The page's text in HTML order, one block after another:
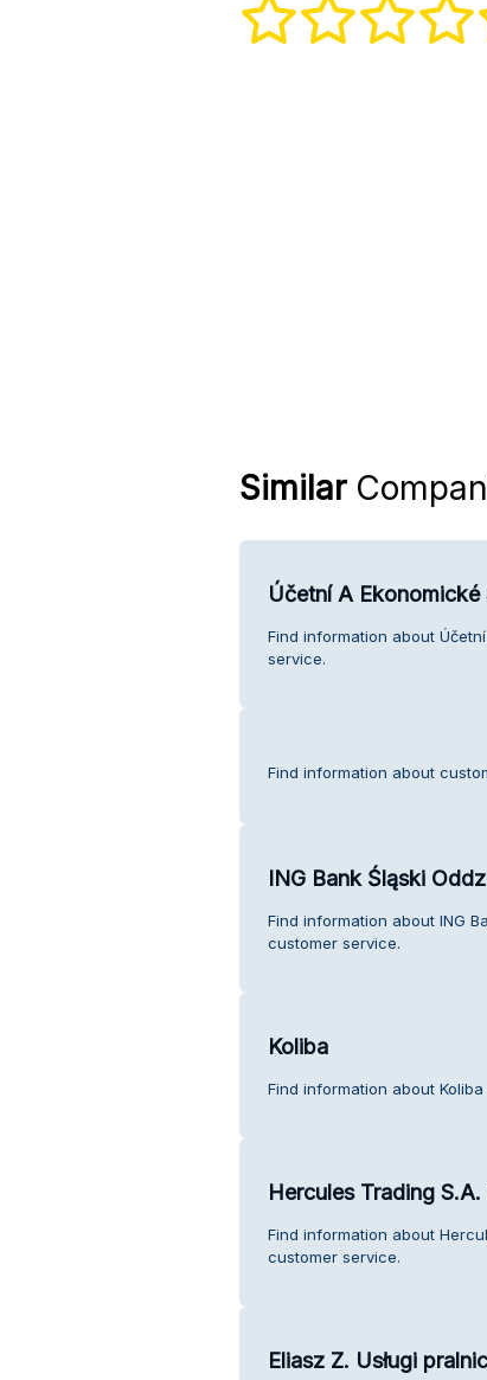
Similar
Účetní A
Find information about
service.
Find information about
ING Bank Śląski
Find information about ING
customer service.
Koliba
Find information about
Hercules Trading
Find information about
customer service.
Eliasz Z. Usługi